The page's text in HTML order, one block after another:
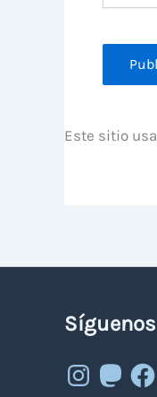
Este sitio
Síguenos
Instagram
Mastodon